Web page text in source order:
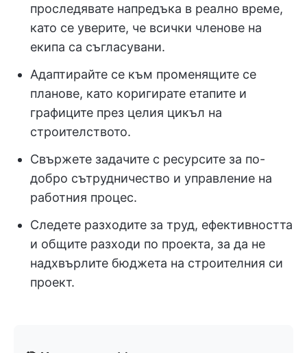
проследявате напредъка в реално време,
като се уверите, че всички членове на
екипа са съгласувани.
Адаптирайте се към променящите се
планове, като коригирате етапите и
графиците през целия цикъл на
строителството.
Свържете задачите с ресурсите за по-
добро сътрудничество и управление на
работния процес.
Следете разходите за труд, ефективността
и общите разходи по проекта, за да не
надхвърлите бюджета на строителния си
проект.